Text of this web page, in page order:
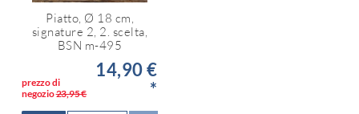
Piatto, Ø 18 cm,
signature 2, 2. scelta,
BSN m-495
prezzo di
negozio23,95 €
14,90 €
*